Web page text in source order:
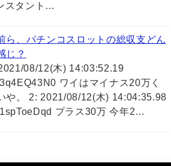
スタント…
ら、パチンコスロットの総収支どん
じ？
08/12(木) 14:03:52.19
ワイはマイナス20万く
や。 2: 2021/08/12(木) 14:04:35.98
プラス30万 今年2…